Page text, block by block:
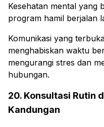
Kesehatan mental yang
program hamil berjalan
Komunikasi yang
menghabiskan waktu
mengurangi stres dan
hubungan.
20. Konsultasi Rutin
Kandungan